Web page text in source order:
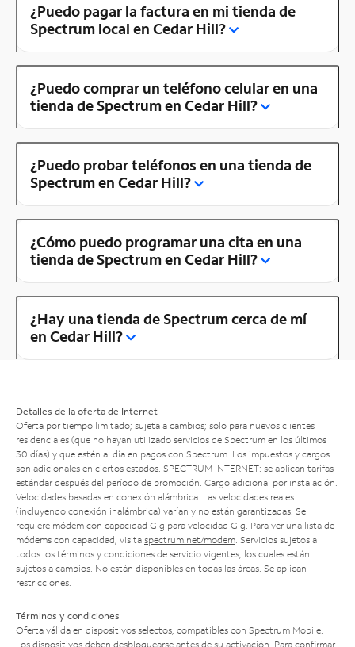
¿Puedo pagar la factura en mi tienda de
Spectrum local en Cedar Hill?
¿Puedo comprar un teléfono celular en una
tienda de Spectrum en Cedar Hill?
¿Puedo probar teléfonos en una tienda de
Spectrum en Cedar Hill?
¿Cómo puedo programar una cita en una
tienda de Spectrum en Cedar Hill?
¿Hay una tienda de Spectrum cerca de mí
en Cedar Hill?
Detalles de la oferta de Internet
Oferta por tiempo limitado; sujeta a cambios; solo para nuevos clientes
residenciales (que no hayan utilizado servicios de Spectrum en los últimos
30 días) y que estén al día en pagos con Spectrum. Los impuestos y cargos
son adicionales en ciertos estados. SPECTRUM INTERNET: se aplican tarifas
estándar después del período de promoción. Cargo adicional por instalación.
Velocidades basadas en conexión alámbrica. Las velocidades reales
(incluyendo conexión inalámbrica) varían y no están garantizadas. Se
requiere módem con capacidad Gig para velocidad Gig. Para ver una lista de
módems con capacidad, visita spectrum.net/modem . Servicios sujetos a
todos los términos y condiciones de servicio vigentes, los cuales están
sujetos a cambios. No están disponibles en todas las áreas. Se aplican
restricciones.
Términos y condiciones
Oferta válida en dispositivos selectos, compatibles con Spectrum Mobile.
Los dispositivos deben desbloquearse antes de su activación. Para confirmar